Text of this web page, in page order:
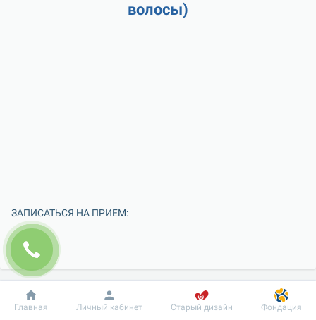
волосы)
ЗАПИСАТЬСЯ НА ПРИЕМ:
Добробут Информация Пациенту
Главная Личный кабинет Старый дизайн Фондация